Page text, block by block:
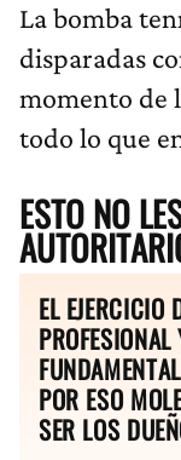
La bomba
disparadas
momento de
todo lo que
ESTO NO
EL EJERCICIO
POR ESO
SER LOS